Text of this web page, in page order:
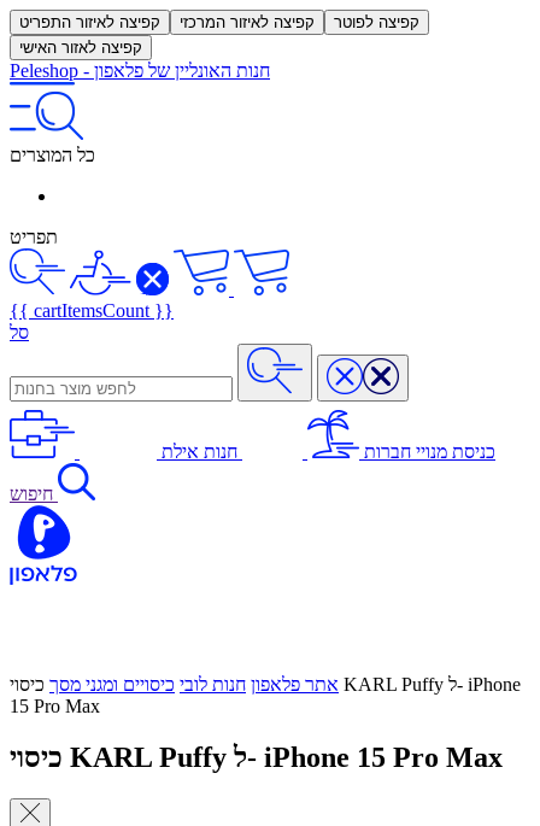
קפיצה לאיזור התפריט קפיצה לאיזור המרכזי
קפיצה לפוטר
קפיצה לאזור האישי
Peleshop - חנות האונליין של פלאפון
כל המוצרים
תפריט
{{ cartItemsCount }}
סל
כניסת מנויי חברות חנות אילת
חיפוש
אתר פלאפון חנות לובי כיסויים ומגני מסך כיסוי KARL Puffy ל- iPhone
15 Pro Max
כיסוי KARL Puffy ל- iPhone 15 Pro Max